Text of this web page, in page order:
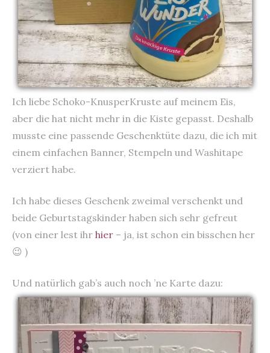
Ich liebe Schoko-KnusperKruste auf meinem Eis,
aber die hat nicht mehr in die Kiste gepasst. Deshalb
musste eine passende Geschenktüte dazu, die ich mit
einem einfachen Banner, Stempeln und Washitape
verziert habe.
Ich habe dieses Geschenk zweimal verschenkt und
beide Geburtstagskinder haben sich sehr gefreut
(von einer lest ihr hier – ja, ist schon ein bisschen her
😉 )
Und natürlich gab’s auch noch ’ne Karte dazu: